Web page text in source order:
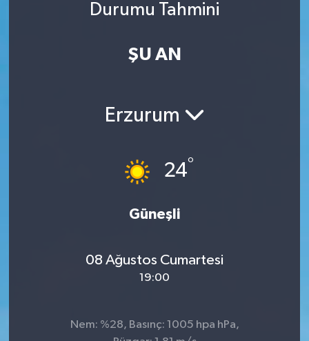
Durumu Tahmini
ŞU AN
Erzurum
24°
Güneşli
08 Ağustos Cumartesi
19:00
Nem: %28, Basınç: 1005 hpa hPa,
Süper Lig Puan Durumu ve Fikstür